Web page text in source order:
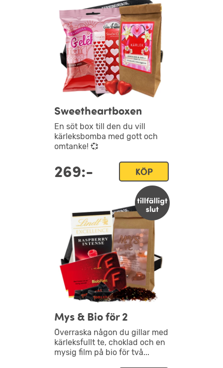
Sweetheartboxen
En söt box till den du vill
kärleksbomba med gott och
omtanke! 💞
269:- KÖP
Mys & Bio för 2
Överraska någon du gillar med
kärleksfullt te, choklad och en
mysig film på bio för två...